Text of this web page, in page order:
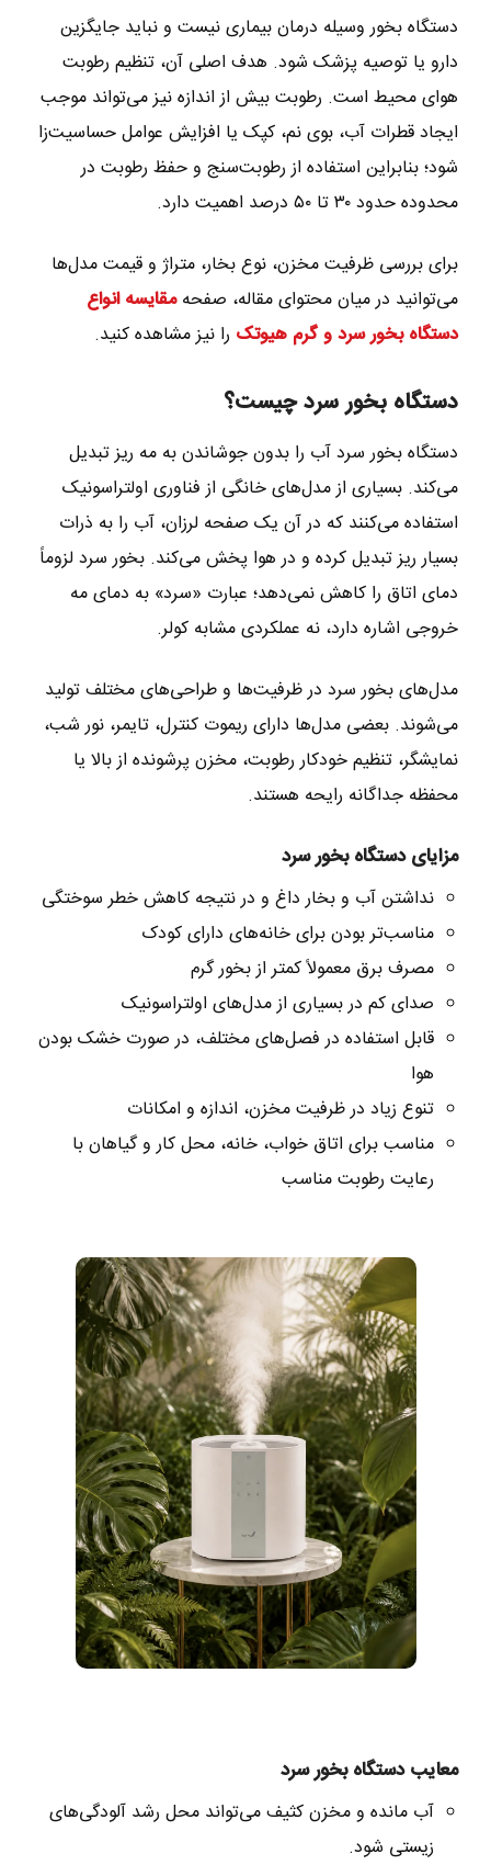
دستگاه بخور وسیله درمان بیماری نیست و نباید جایگزین
دارو یا توصیه پزشک شود. هدف اصلی آن، تنظیم رطوبت
هوای محیط است. رطوبت بیش از اندازه نیز می‌تواند موجب
ایجاد قطرات آب، بوی نم، کپک یا افزایش عوامل حساسیت‌زا
شود؛ بنابراین استفاده از رطوبت‌سنج و حفظ رطوبت در
محدوده حدود ۳۰ تا ۵۰ درصد اهمیت دارد.
برای بررسی ظرفیت مخزن، نوع بخار، متراژ و قیمت مدل‌ها
می‌توانید در میان محتوای مقاله، صفحهمقایسه انواع
دستگاه بخور سرد و گرم هیوتک را نیز مشاهده کنید.
دستگاه بخور سرد چیست؟
دستگاه بخور سرد آب را بدون جوشاندن به مه ریز تبدیل
می‌کند. بسیاری از مدل‌های خانگی از فناوری اولتراسونیک
استفاده می‌کنند که در آن یک صفحه لرزان، آب را به ذرات
بسیار ریز تبدیل کرده و در هوا پخش می‌کند. بخور سرد لزوماً
دمای اتاق را کاهش نمی‌دهد؛ عبارت «سرد» به دمای مه
خروجی اشاره دارد، نه عملکردی مشابه کولر.
مدل‌های بخور سرد در ظرفیت‌ها و طراحی‌های مختلف تولید
می‌شوند. بعضی مدل‌ها دارای ریموت کنترل، تایمر، نور شب،
نمایشگر، تنظیم خودکار رطوبت، مخزن پرشونده از بالا یا
محفظه جداگانه رایحه هستند.
مزایای دستگاه بخور سرد
نداشتن آب و بخار داغ و در نتیجه کاهش خطر سوختگی
مناسب‌تر بودن برای خانه‌های دارای کودک
مصرف برق معمولاً کمتر از بخور گرم
صدای کم در بسیاری از مدل‌های اولتراسونیک
قابل استفاده در فصل‌های مختلف، در صورت خشک بودن
هوا
تنوع زیاد در ظرفیت مخزن، اندازه و امکانات
مناسب برای اتاق خواب، خانه، محل کار و گیاهان با
رعایت رطوبت مناسب
معایب دستگاه بخور سرد
آب مانده و مخزن کثیف می‌تواند محل رشد آلودگی‌های
زیستی شود.